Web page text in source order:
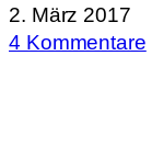
2. März 2017
4 Kommentare